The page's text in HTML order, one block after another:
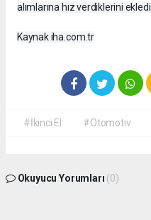
alımlarına hız verdiklerini ekledi.
Kaynak iha.com.tr
#İkinci El #Otomotiv
Okuyucu Yorumları (0)